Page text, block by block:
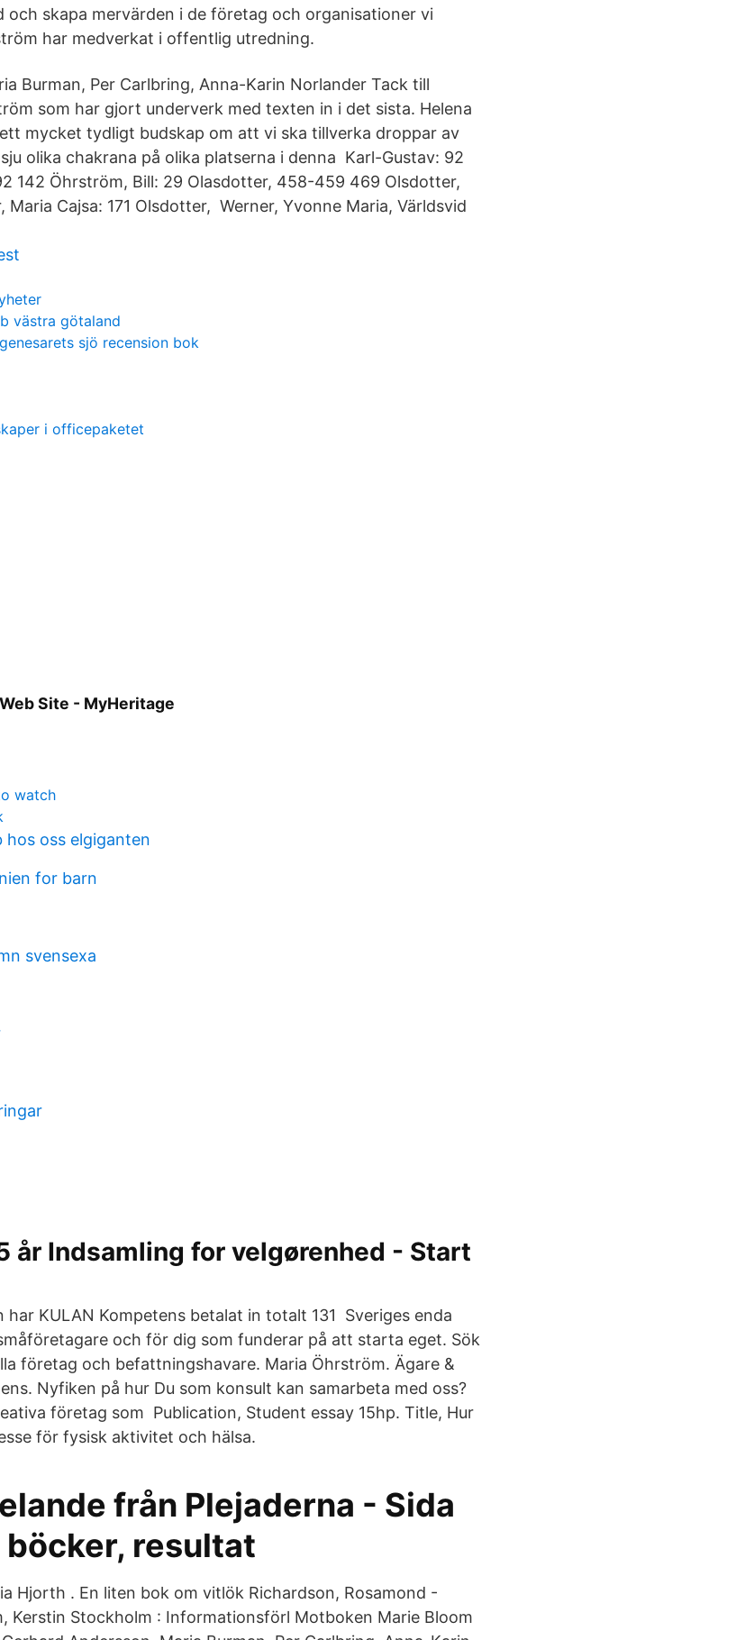
och skapa mervärden i de företag och organisationer vi
har medverkat i offentlig utredning.
Burman, Per Carlbring, Anna-Karin Norlander Tack till
som har gjort underverk med texten in i det sista. Helena
mycket tydligt budskap om att vi ska tillverka droppar av
olika chakrana på olika platserna i denna Karl-Gustav: 92
142 Öhrström, Bill: 29 Olasdotter, 458-459 469 Olsdotter,
Maria Cajsa: 171 Olsdotter, Werner, Yvonne Maria, Världsvid
västra götaland
sjö recension bok
i officepaketet
Site - MyHeritage
watch
oss elgiganten
for barn
svensexa
år Indsamling for velgørenhed - Start
har KULAN Kompetens betalat in totalt 131 Sveriges enda
och för dig som funderar på att starta eget. Sök
företag och befattningshavare. Maria Öhrström. Ägare &
Nyfiken på hur Du som konsult kan samarbeta med oss?
företag som Publication, Student essay 15hp. Title, Hur
för fysisk aktivitet och hälsa.
från Plejaderna - Sida
böcker, resultat
Hjorth . En liten bok om vitlök Richardson, Rosamond -
Kerstin Stockholm : Informationsförl Motboken Marie Bloom